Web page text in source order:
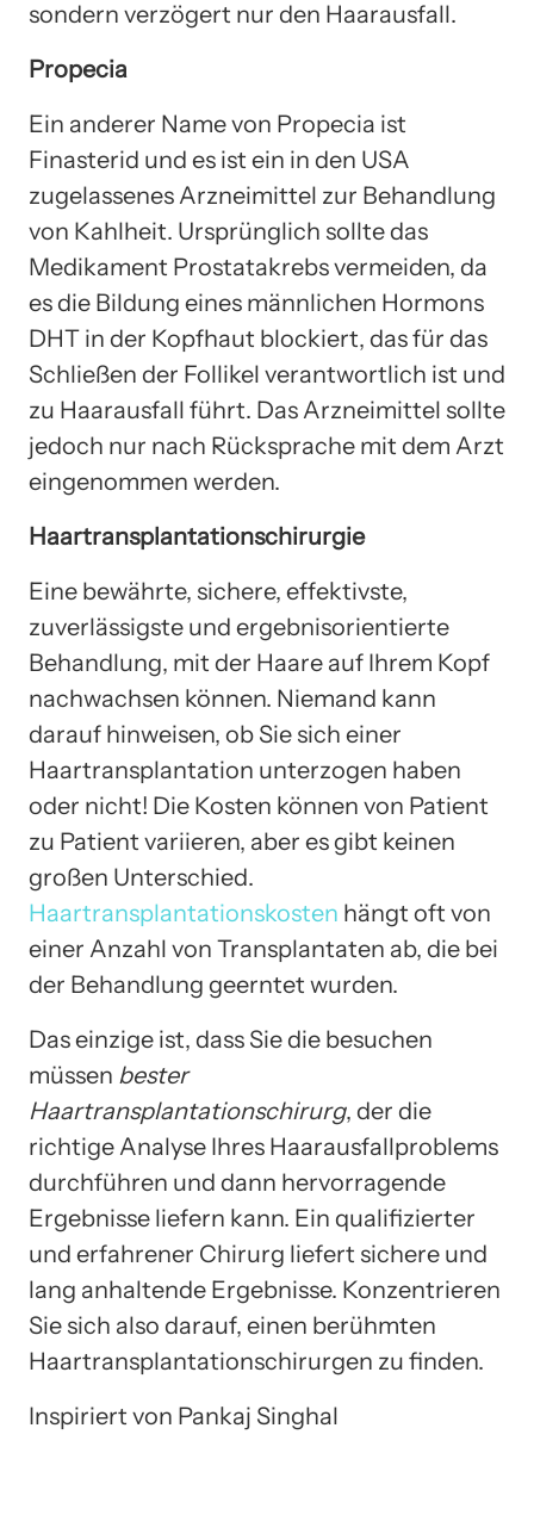
sondern verzögert nur den Haarausfall.
Propecia
Ein anderer Name von Propecia ist
Finasterid und es ist ein in den USA
zugelassenes Arzneimittel zur Behandlung
von Kahlheit. Ursprünglich sollte das
Medikament Prostatakrebs vermeiden, da
es die Bildung eines männlichen Hormons
DHT in der Kopfhaut blockiert, das für das
Schließen der Follikel verantwortlich ist und
zu Haarausfall führt. Das Arzneimittel sollte
jedoch nur nach Rücksprache mit dem Arzt
eingenommen werden.
Haartransplantationschirurgie
Eine bewährte, sichere, effektivste,
zuverlässigste und ergebnisorientierte
Behandlung, mit der Haare auf Ihrem Kopf
nachwachsen können. Niemand kann
darauf hinweisen, ob Sie sich einer
Haartransplantation unterzogen haben
oder nicht! Die Kosten können von Patient
zu Patient variieren, aber es gibt keinen
großen Unterschied.
Haartransplantationskosten hängt oft von
einer Anzahl von Transplantaten ab, die bei
der Behandlung geerntet wurden.
Das einzige ist, dass Sie die besuchen
müssen bester
Haartransplantationschirurg, der die
richtige Analyse Ihres Haarausfallproblems
durchführen und dann hervorragende
Ergebnisse liefern kann. Ein qualifizierter
und erfahrener Chirurg liefert sichere und
lang anhaltende Ergebnisse. Konzentrieren
Sie sich also darauf, einen berühmten
Haartransplantationschirurgen zu finden.
Inspiriert von Pankaj Singhal